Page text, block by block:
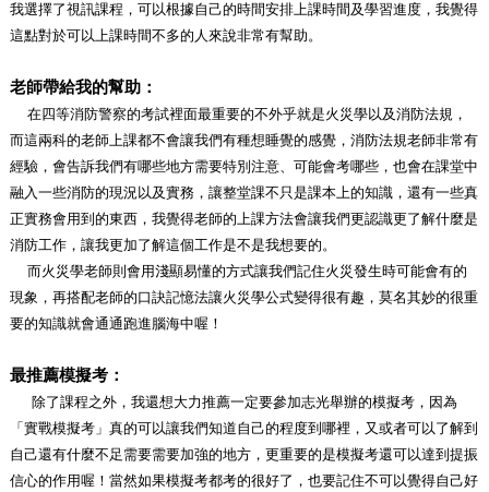
我選擇了視訊課程，可以根據自己的時間安排上課時間及學習進度，我覺得
這點對於可以上課時間不多的人來說非常有幫助。
老師帶給我的幫助：
在四等消防警察的考試裡面最重要的不外乎就是火災學以及消防法規，
而這兩科的老師上課都不會讓我們有種想睡覺的感覺，消防法規老師非常有
經驗， 會告訴我們有哪些地方需要特別注意、可能會考哪些，也會在課堂中
融入一些消防的現況以及實務，讓整堂課不只是課本上的知識，還有一些真
正實務會用到的東西，我覺得老師的上課方法會讓我們更認識更了解什麼是
消防工作，讓我更加了解這個工作是不是我想要的。
而火災學老師則會用淺顯易懂的方式讓我們記住火災發生時可能會有的
現象，再搭配老師的口訣記憶法讓火災學公式變得很有趣，莫名其妙的很重
要的知識就會通通跑進腦海中喔！
最推薦模擬考：
除了課程之外，我還想大力推薦一定要參加志光舉辦的模擬考，因為
「實戰模擬考」真的可以讓我們知道自己的程度到哪裡，又或者可以了解到
自己還有什麼不足需要需要加強的地方，更重要的是模擬考還可以達到提振
信心的作用喔！當然如果模擬考都考的很好了，也要記住不可以覺得自己好